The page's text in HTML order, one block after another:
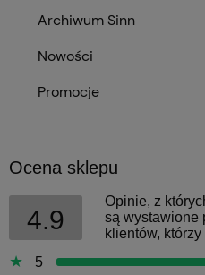
Archiwum Sinn
Nowości
Promocje
Ocena sklepu
4.9
Opinie, z
są wystawione
klientów,
5